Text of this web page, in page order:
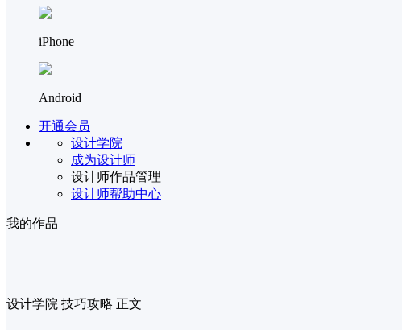
iPhone
Android
开通会员
设计学院
成为设计师
设计师作品管理
设计师帮助中心
我的作品
设计学院 技巧攻略 正文